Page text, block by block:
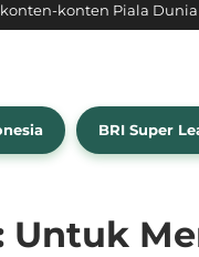
konten Piala Dunia
BRI Super
Untuk